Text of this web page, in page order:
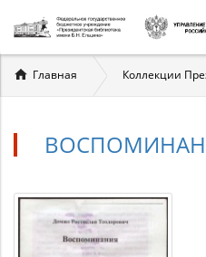
Вы
здесь
Главная Коллекции